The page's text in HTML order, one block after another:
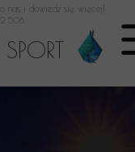
nas i dowiedz się więcej!
508